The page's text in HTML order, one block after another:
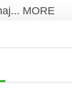
MORE